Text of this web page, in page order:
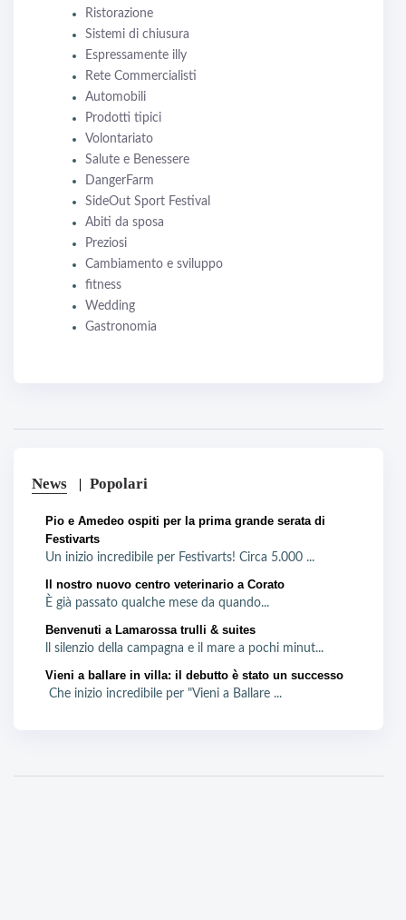
Ristorazione
Sistemi di chiusura
Espressamente illy
Rete Commercialisti
Automobili
Prodotti tipici
Volontariato
Salute e Benessere
DangerFarm
SideOut Sport Festival
Abiti da sposa
Preziosi
Cambiamento e sviluppo
fitness
Wedding
Gastronomia
News Popolari
Pio e Amedeo ospiti per la prima grande serata di
Festivarts
Un inizio incredibile per Festivarts! Circa 5.000 ...
Il nostro nuovo centro veterinario a Corato
È già passato qualche mese da quando...
Benvenuti a Lamarossa trulli & suites
ll silenzio della campagna e il mare a pochi minut...
Vieni a ballare in villa: il debutto è stato un successo
Che inizio incredibile per "Vieni a Ballare ...